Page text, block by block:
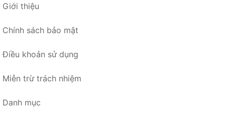
Giới thiệu
Chính sách bảo mật
Điều khoản sử dụng
Miễn trừ trách nhiệm
Danh mục